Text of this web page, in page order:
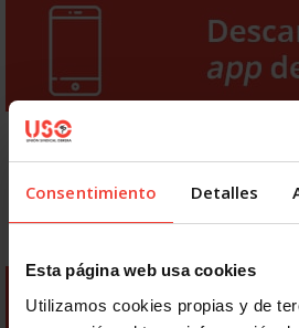
Consentimiento Detalles
Esta página web usa cookies
Utilizamos cookies propias y de